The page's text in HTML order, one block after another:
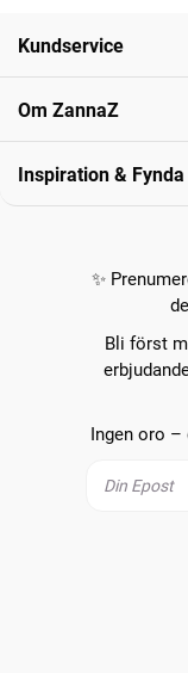
Kundservice
Om ZannaZ
Inspiration & Fynda
✨
Bli först
Ingen oro